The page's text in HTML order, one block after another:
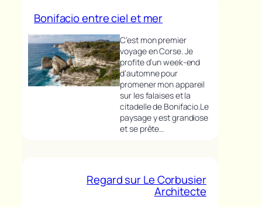
Bonifacio entre ciel et mer
C’est mon premier
voyage en Corse. Je
profite d’un week-end
d’automne pour
promener mon appareil
sur les falaises et la
citadelle de Bonifacio.Le
paysage y est grandiose
et se prête…
Regard sur Le Corbusier
Architecte